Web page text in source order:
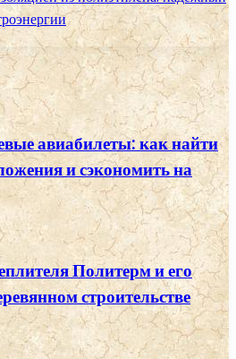
авиабилеты: как найти
и сэкономить на
Политерм и его
строительстве